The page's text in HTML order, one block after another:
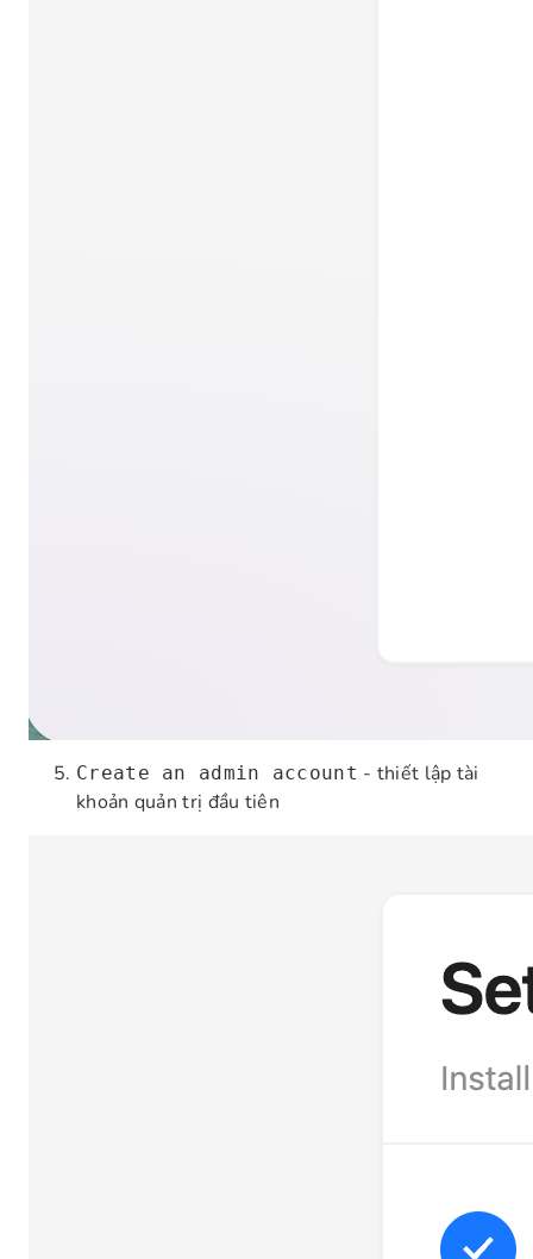
Create an admin account - thiết lập tài
khoản quản trị đầu tiên